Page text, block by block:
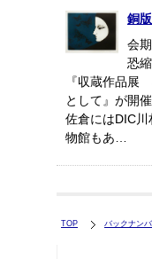
銅
会
恐
『収蔵作品
として』が開
佐倉にはDIC
物館もあ…
TOP バックナン